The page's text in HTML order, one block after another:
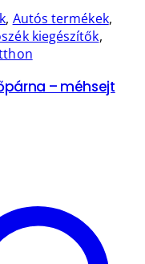
, Autós termékek,
kiegészítők,
– méhsejt